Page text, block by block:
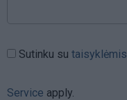
Sutinku su taisyklėmis
Service apply.